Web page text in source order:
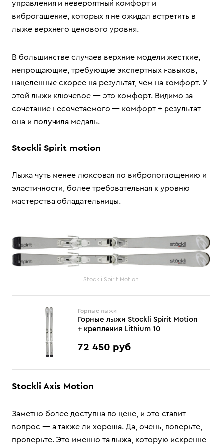
управления и невероятный комфорт и
виброгашение, которых я не ожидал встретить в
лыже верхнего ценового уровня.
В большинстве случаев верхние модели жесткие,
непрощающие, требующие экспертных навыков,
нацеленные скорее на результат, чем на комфорт. У
этой лыжи ключевое — это комфорт. Видимо за
сочетание несочетаемого — комфорт + результат
она и получила медаль.
Stockli Spirit motion
Лыжа чуть менее люксовая по вибропоглощению и
эластичности, более требовательная к уровню
мастерства обладательницы.
Stockli Spirit Motion
Горные лыжи
Горные лыжи Stockli Spirit Motion
+ крепления Lithium 10
72 450 руб
Stockli Axis Motion
Заметно более доступна по цене, и это ставит
вопрос — а также ли хороша. Да, очень, поверьте,
проверьте. Это именно та лыжа, которую искренне